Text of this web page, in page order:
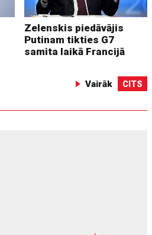
Zelenskis piedāvājis
Putinam tikties G7
samita laikā Francijā
Vairāk CITS